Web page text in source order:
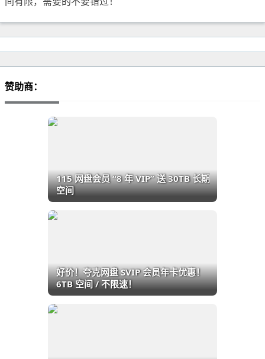
赞助商：
115 网盘会员 “8 年 VIP” 送 30TB 长期
空间
好价！夸克网盘 SVIP 会员年卡优惠！
6TB 空间 / 不限速！